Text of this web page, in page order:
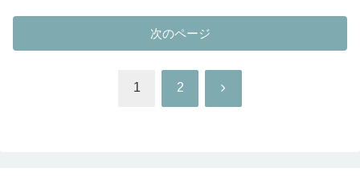
次のページ
1 2 次